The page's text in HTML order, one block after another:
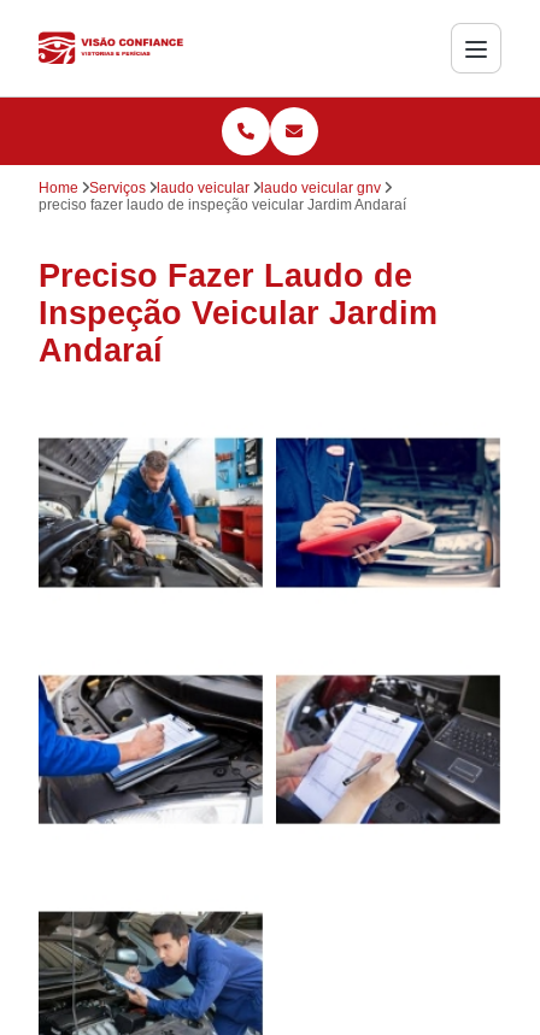
Home Serviços laudo veicular
laudo veicular gnv
preciso fazer laudo de inspeção veicular Jardim Andaraí
Preciso Fazer Laudo de
Inspeção Veicular Jardim
Andaraí